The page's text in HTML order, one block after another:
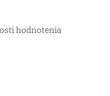
hodnotenia